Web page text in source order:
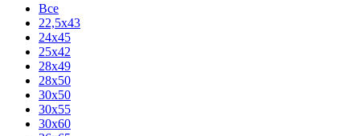
Все
22,5x43
24x45
25x42
28x49
28x50
30x50
30x55
30x60